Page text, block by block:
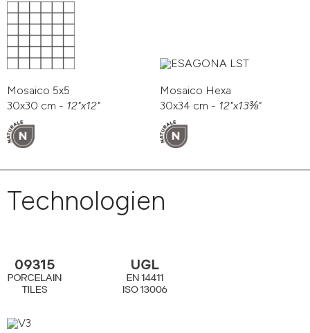
Mosaico 5x5
30x30 cm - 12"x12"
Mosaico Hexa
30x34 cm - 12"x13⅜"
Technologien